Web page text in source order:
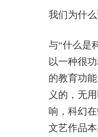
我们为什
与“什么是
以一种很
的教育功
义的，无
响，科幻
文艺作品